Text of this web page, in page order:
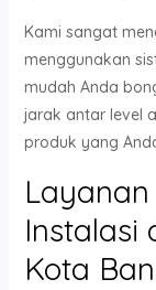
Kami sangat
menggunakan
mudah Anda
jarak antar level
produk yang
Instalasi
Kota